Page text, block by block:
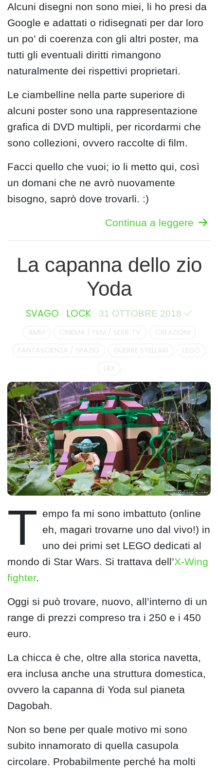
Alcuni disegni non sono miei, li ho presi da
Google e adattati o ridisegnati per dar loro
un po’ di coerenza con gli altri poster, ma
tutti gli eventuali diritti rimangono
naturalmente dei rispettivi proprietari.
Le ciambelline nella parte superiore di
alcuni poster sono una rappresentazione
grafica di DVD multipli, per ricordarmi che
sono collezioni, ovvero raccolte di film.
Facci quello che vuoi; io li metto qui, così
un domani che ne avrò nuovamente
bisogno, saprò dove trovarli. :)
Continua a leggere
La capanna dello zio
Yoda
SVAGO LOCK 31 OTTOBRE 2018
AMM CINEMA / FILM / SERIE TV
CREAZIONI
FANTASCIENZA / SPAZIO
GUERRE STELLARI
LEGO
LRX
T empo fa mi sono imbattuto (online
eh, magari trovarne uno dal vivo!) in
uno dei primi set LEGO dedicati al
mondo di Star Wars. Si trattava dell’X-Wing
fighter.
Oggi si può trovare, nuovo, all’interno di un
range di prezzi compreso tra i 250 e i 450
euro.
La chicca è che, oltre alla storica navetta,
era inclusa anche una struttura domestica,
ovvero la capanna di Yoda sul pianeta
Dagobah.
Non so bene per quale motivo mi sono
subito innamorato di quella casupola
circolare. Probabilmente perché ha molti